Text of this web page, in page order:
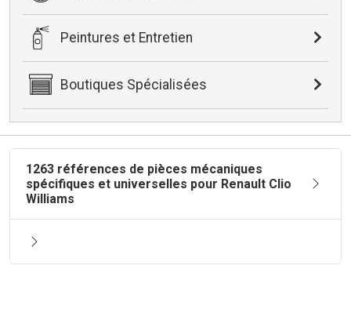
Peintures et Entretien
Boutiques Spécialisées
1263 références de pièces mécaniques
spécifiques et universelles pour Renault Clio
Williams